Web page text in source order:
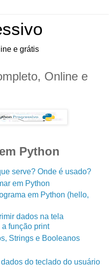
e grátis
Online e
Python
serve? Onde é usado?
em Python
em Python (hello,
dados na tela
função print
Strings e Booleanos
do teclado do usuário